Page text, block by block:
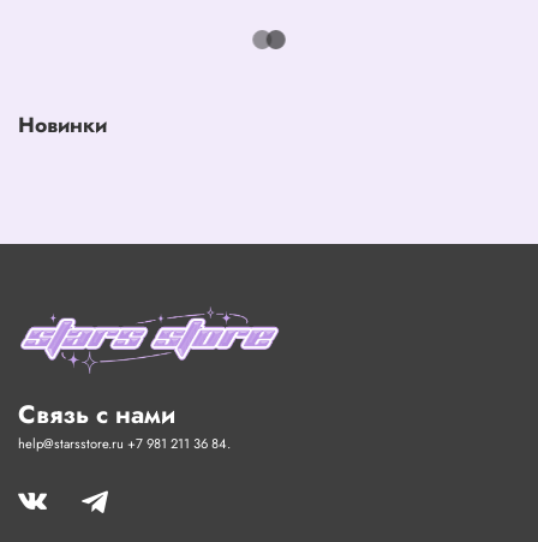
Новинки
Связь с нами
help@starsstore.ru +7 981 211 36 84.